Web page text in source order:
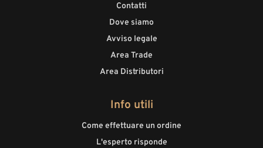
Contatti
Dove siamo
Avviso legale
Area Trade
Area Distributori
Info utili
Come effettuare un ordine
L'esperto risponde